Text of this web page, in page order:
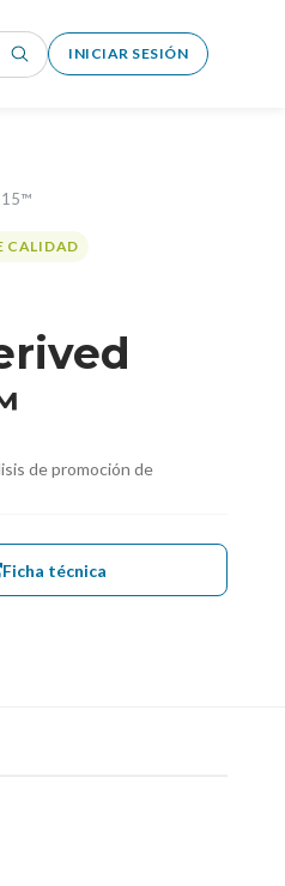
INICIAR SESIÓN
CALIDAD
de promoción de
Ficha técnica